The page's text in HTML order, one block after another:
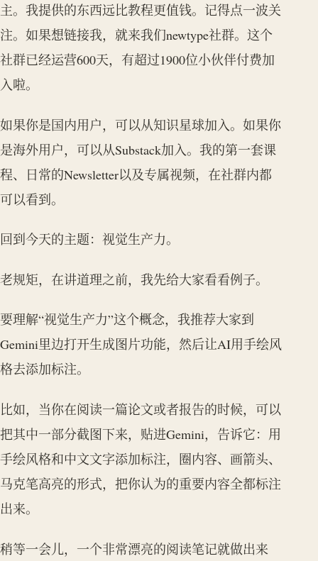
主。我提供的东西远比教程更值钱。记得点一波关
注。如果想链接我，就来我们newtype社群。这个
社群已经运营600天，有超过1900位小伙伴付费加
入啦。
如果你是国内用户，可以从知识星球加入。如果你
是海外用户，可以从Substack加入。我的第一套课
程、日常的Newsletter以及专属视频，在社群内都
可以看到。
回到今天的主题：视觉生产力。
老规矩，在讲道理之前，我先给大家看看例子。
要理解“视觉生产力”这个概念，我推荐大家到
Gemini里边打开生成图片功能，然后让AI用手绘风
格去添加标注。
比如，当你在阅读一篇论文或者报告的时候，可以
把其中一部分截图下来，贴进Gemini，告诉它：用
手绘风格和中文文字添加标注，圈内容、画箭头、
马克笔高亮的形式，把你认为的重要内容全都标注
出来。
稍等一会儿，一个非常漂亮的阅读笔记就做出来